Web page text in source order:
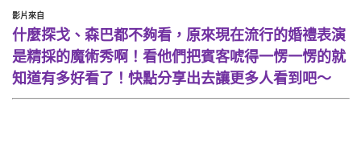
影片來自
什麼探戈、森巴都不夠看，原來現在流行的婚禮表演
是精採的魔術秀啊！看他們把賓客唬得一愣一愣的就
知道有多好看了！快點分享出去讓更多人看到吧～